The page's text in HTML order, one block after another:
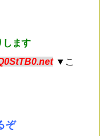
します
▼こ
ぞ